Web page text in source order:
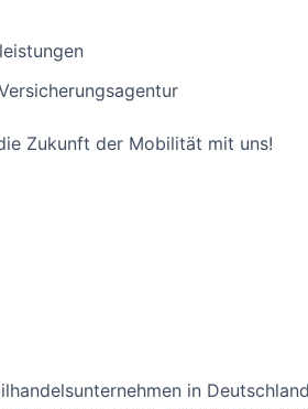
Zukunft der Mobilität mit uns!
in